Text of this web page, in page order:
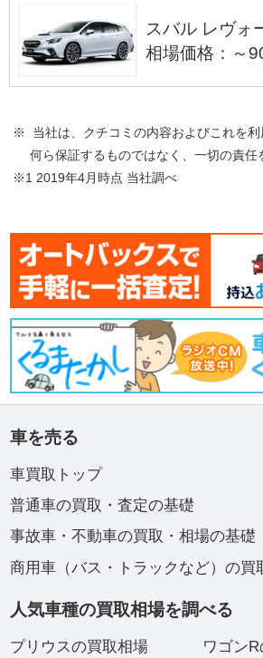
スバル レヴォ
相場価格：～
※ 当社は、クチコミの内容およびこれを利
何ら保証するものではなく、一切の責任
※1 2019年4月時点 当社調べ
車を売る
車買取トップ
普通車の買取・査定の基礎
事故車・不動車の買取・相場の基礎
商用車（バス・トラックなど）の買
人気車種の買取相場を調べる
プリウスの買取相場
ワゴン